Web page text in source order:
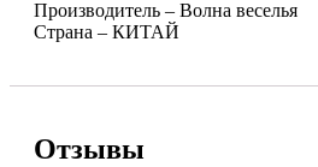
Производитель – Волна веселья
Страна – КИТАЙ
Отзывы